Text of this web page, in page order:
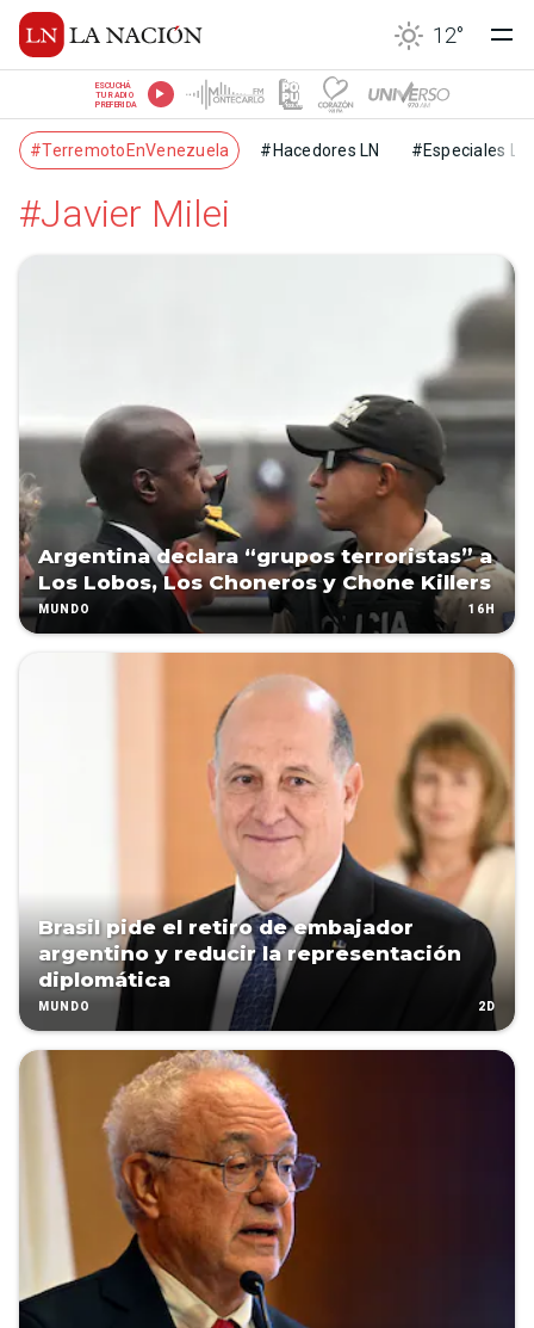
12°
ESCUCHÁ
TU RADIO
PREFERIDA
#TerremotoEnVenezuela #Hacedores LN #Especiales LN
#Javier Milei
Argentina declara “grupos terroristas” a
Los Lobos, Los Choneros y Chone Killers
MUNDO 16H
Brasil pide el retiro de embajador
argentino y reducir la representación
diplomática
MUNDO 2D